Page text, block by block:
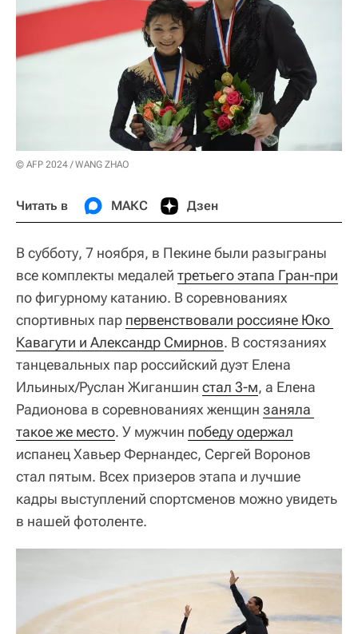
© AFP 2024 / WANG ZHAO
Читать в МАКС Дзен
В субботу, 7 ноября, в Пекине были разыграны
все комплекты медалей третьего этапа Гран-при
по фигурному катанию. В соревнованиях
спортивных пар первенствовали россияне Юко
Кавагути и Александр Смирнов. В состязаниях
танцевальных пар российский дуэт Елена
Ильиных/Руслан Жиганшин стал 3-м, а Елена
Радионова в соревнованиях женщин заняла
такое же место. У мужчин победу одержал
испанец Хавьер Фернандес, Сергей Воронов
стал пятым. Всех призеров этапа и лучшие
кадры выступлений спортсменов можно увидеть
в нашей фотоленте.